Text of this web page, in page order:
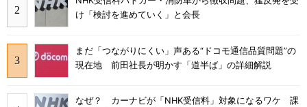
け「検討を進めていく」と会長
まだ「つながりにくい」声ある“ドコモ通信品質問題”の
現在地 前田社長が明かす「道半ば」の詳細解説
なぜ？ カーナビが「NHK受信料」対象になるワケ 課